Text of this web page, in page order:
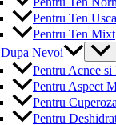
Pentru Ten
Pentru Ten Mixt
Dupa Nevoi
Menu
Pentru Acnee
Pentru Aspect
Pentru
Pentru